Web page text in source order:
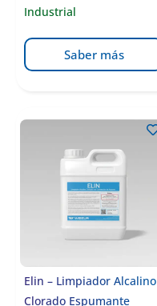
Industrial
Saber más
Elin – Limpiador Alcalino
Clorado Espumante